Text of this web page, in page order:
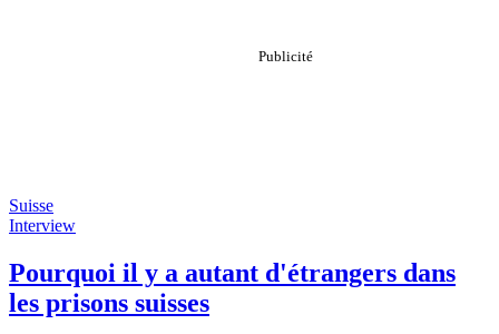
Suisse
Interview
Pourquoi il y a autant d'étrangers dans
les prisons suisses